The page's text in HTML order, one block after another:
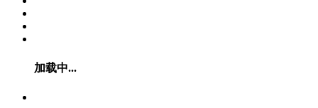
加载中...